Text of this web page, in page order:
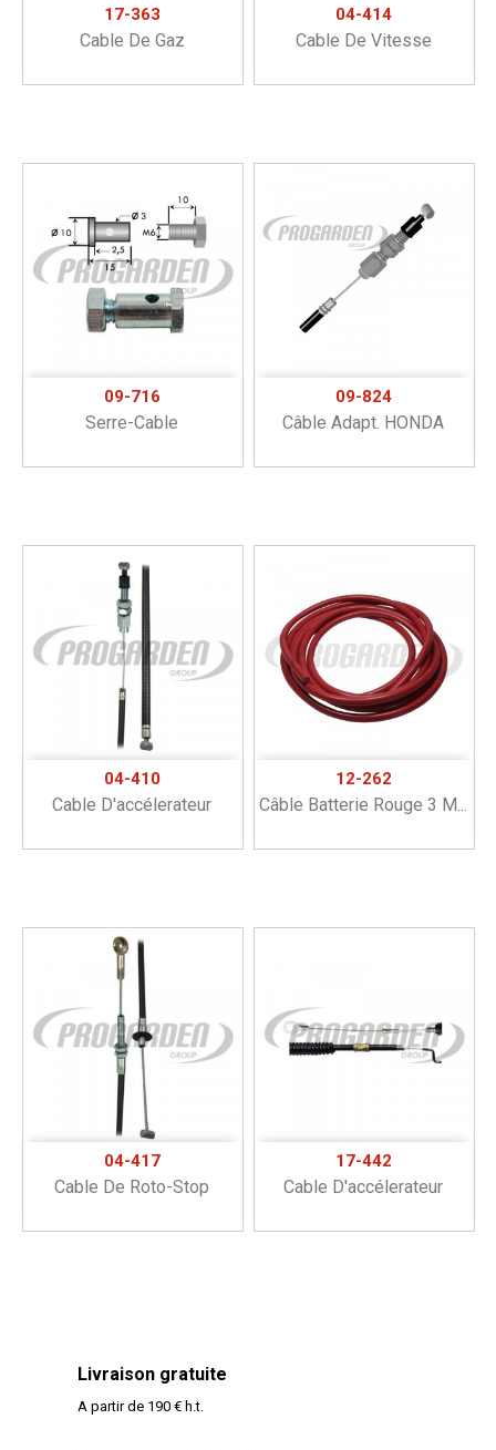
17-363
Cable De Gaz
04-414
Cable De Vitesse
09-716
Serre-Cable
09-824
Câble Adapt. HONDA
04-410
Cable D'accélerateur
12-262
Câble Batterie Rouge 3 M...
04-417
Cable De Roto-Stop
17-442
Cable D'accélerateur
Livraison gratuite
A partir de 190 € h.t.